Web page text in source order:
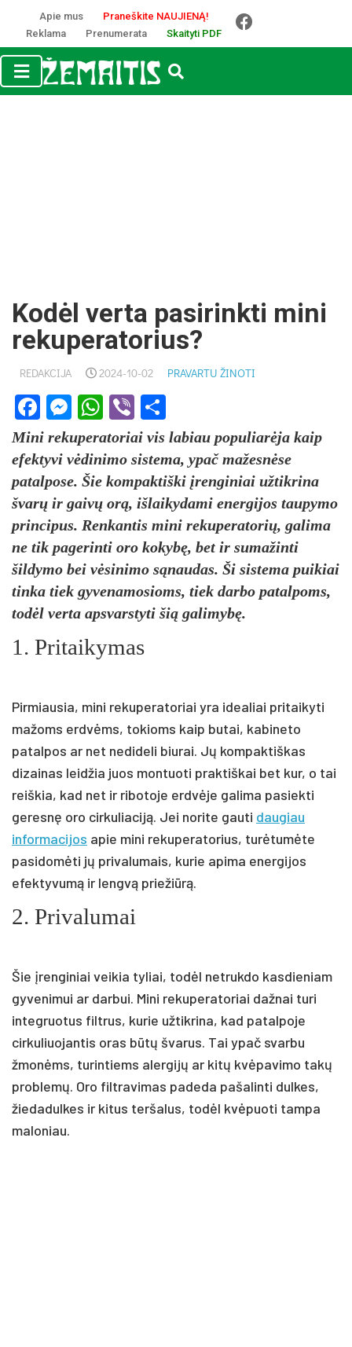
Apie mus
Praneškite NAUJIENĄ!
Reklama
Prenumerata Skaityti PDF
Kodėl verta pasirinkti mini
rekuperatorius?
REDAKCIJA 2024-10-02 PRAVARTU ŽINOTI
Facebook
Messenger
WhatsApp
Viber
Mini rekuperatoriai vis labiau populiarėja kaip
efektyvi vėdinimo sistema, ypač mažesnėse
patalpose. Šie kompaktiški įrenginiai užtikrina
švarų ir gaivų orą, išlaikydami energijos taupymo
principus. Renkantis mini rekuperatorių, galima
ne tik pagerinti oro kokybę, bet ir sumažinti
šildymo bei vėsinimo sąnaudas. Ši sistema puikiai
tinka tiek gyvenamosioms, tiek darbo patalpoms,
todėl verta apsvarstyti šią galimybę.
1. Pritaikymas
Pirmiausia, mini rekuperatoriai yra idealiai pritaikyti
mažoms erdvėms, tokioms kaip butai, kabineto
patalpos ar net nedideli biurai. Jų kompaktiškas
dizainas leidžia juos montuoti praktiškai bet kur, o tai
reiškia, kad net ir ribotoje erdvėje galima pasiekti
geresnę oro cirkuliaciją. Jei norite gauti daugiau
informacijos apie mini rekuperatorius, turėtumėte
pasidomėti jų privalumais, kurie apima energijos
efektyvumą ir lengvą priežiūrą.
2. Privalumai
Šie įrenginiai veikia tyliai, todėl netrukdo kasdieniam
gyvenimui ar darbui. Mini rekuperatoriai dažnai turi
integruotus filtrus, kurie užtikrina, kad patalpoje
cirkuliuojantis oras būtų švarus. Tai ypač svarbu
žmonėms, turintiems alergijų ar kitų kvėpavimo takų
problemų. Oro filtravimas padeda pašalinti dulkes,
žiedadulkes ir kitus teršalus, todėl kvėpuoti tampa
maloniau.